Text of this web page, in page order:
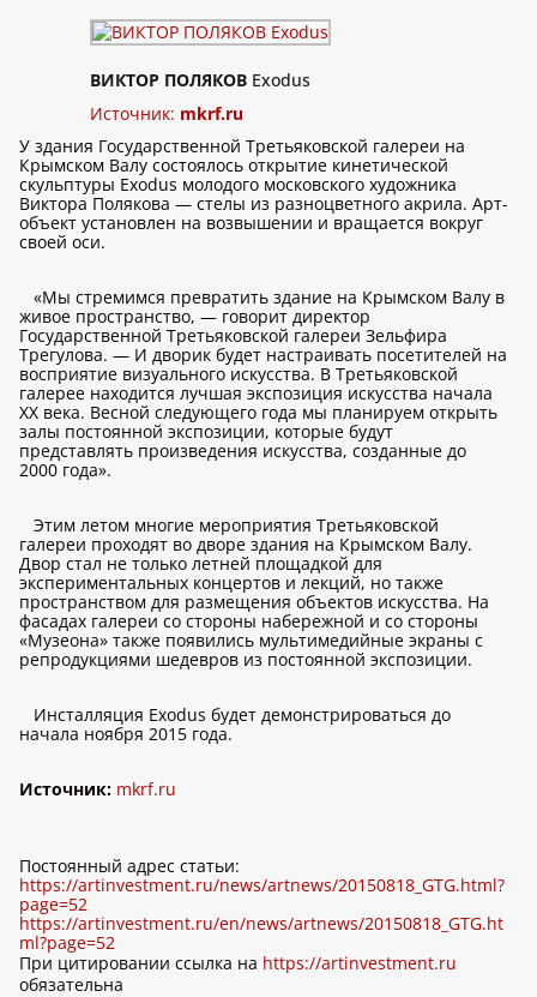
ВИКТОР ПОЛЯКОВ Exodus
Источник: mkrf.ru
У здания Государственной Третьяковской галереи на
Крымском Валу состоялось открытие кинетической
скульптуры Exodus молодого московского художника
Виктора Полякова — стелы из разноцветного акрила. Арт-
объект установлен на возвышении и вращается вокруг
своей оси.
«Мы стремимся превратить здание на Крымском Валу в
живое пространство, — говорит директор
Государственной Третьяковской галереи Зельфира
Трегулова. — И дворик будет настраивать посетителей на
восприятие визуального искусства. В Третьяковской
галерее находится лучшая экспозиция искусства начала
ХХ века. Весной следующего года мы планируем открыть
залы постоянной экспозиции, которые будут
представлять произведения искусства, созданные до
2000 года».
Этим летом многие мероприятия Третьяковской
галереи проходят во дворе здания на Крымском Валу.
Двор стал не только летней площадкой для
экспериментальных концертов и лекций, но также
пространством для размещения объектов искусства. На
фасадах галереи со стороны набережной и со стороны
«Музеона» также появились мультимедийные экраны с
репродукциями шедевров из постоянной экспозиции.
Инсталляция Exodus будет демонстрироваться до
начала ноября 2015 года.
Источник: mkrf.ru
Постоянный адрес статьи:
https://artinvestment.ru/news/artnews/20150818_GTG.html?
page=52
https://artinvestment.ru/en/news/artnews/20150818_GTG.ht
ml?page=52
При цитировании ссылка на https://artinvestment.ru
обязательна